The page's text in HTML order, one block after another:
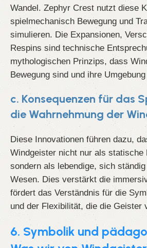
Wandel. Zephyr Crest nutzt diese
spielmechanisch Bewegung und
simulieren. Die Expansionen,
Respins sind technische
mythologischen Prinzips, dass
Bewegung sind und ihre
c. Konsequenzen für das
die Wahrnehmung der
Diese Innovationen führen dazu,
Windgeister nicht nur als statische
sondern als lebendige, sich
Wesen. Dies verstärkt die
fördert das Verständnis für die
und der Flexibilität, die die Geister
6. Symbolik und